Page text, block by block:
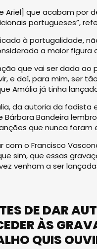
e Ariel] que acabam
portugueses”,
à portugalidade,
a maior figura
que vai ser dada ao
e daí, para mim, ser
Amália já tinha
da autoria da fadista
Bárbara Bandeira
que nunca foram
com o Francisco
sim, que essas
venham a ser
DE DAR
ÀS
QUIS